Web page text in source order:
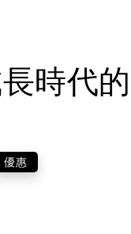
時代
優惠